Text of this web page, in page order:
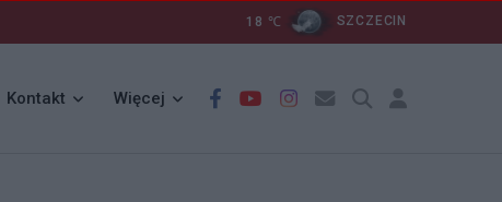
18 ℃ SZCZECIN
Kontakt Więcej